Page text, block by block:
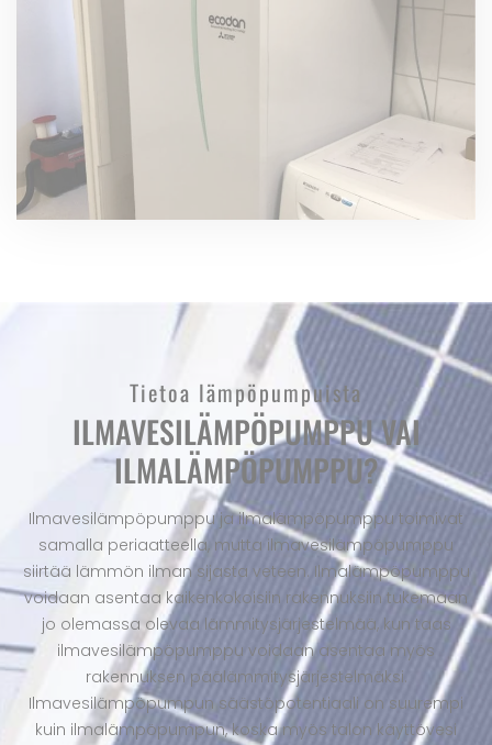
Tietoa lämpöpumpuista
ILMAVESILÄMPÖPUMPPU VAI
ILMALÄMPÖPUMPPU?
Ilmavesilämpöpumppu ja ilmalämpöpumppu toimivat
samalla periaatteella, mutta ilmavesilämpöpumppu
siirtää lämmön ilman sijasta veteen. Ilmalämpöpumppu
voidaan asentaa kaikenkokoisiin rakennuksiin tukemaan
jo olemassa olevaa lämmitysjärjestelmää, kun taas
ilmavesilämpöpumppu voidaan asentaa myös
rakennuksen päälämmitysjärjestelmäksi.
Ilmavesilämpöpumpun säästöpotentiaali on suurempi
kuin ilmalämpöpumpun, koska myös talon käyttövesi